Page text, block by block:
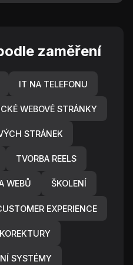
zaměření
IT NA TELEFONU
WEBOVÉ STRÁNKY
STRÁNEK
TVORBA REELS
WEBŮ ŠKOLENÍ
EXPERIENCE
KOREKTURY
SYSTÉMY